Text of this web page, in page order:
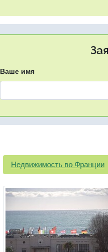
Ваше имя
Недвижимость во Франции